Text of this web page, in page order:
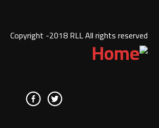
Copyright -2018 RLL All rights reserved